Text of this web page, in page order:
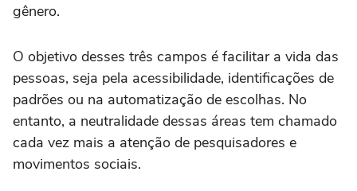
gênero.
O objetivo desses três campos é facilitar a vida das
pessoas, seja pela acessibilidade, identificações de
padrões ou na automatização de escolhas. No
entanto, a neutralidade dessas áreas tem chamado
cada vez mais a atenção de pesquisadores e
movimentos sociais.